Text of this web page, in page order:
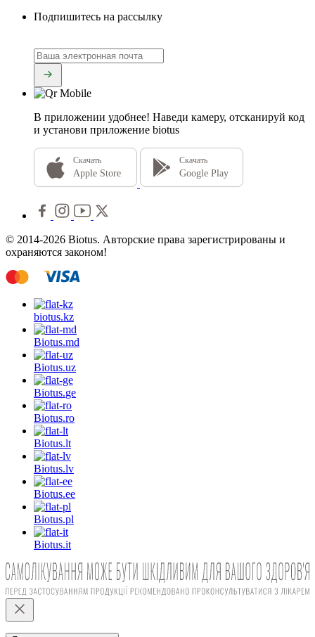
Подпишитесь на рассылку
В приложении удобнее! Наведи камеру, отсканируй код
и установи приложение biotus
Скачать
Apple Store
Скачать
Google Play
© 2014-2026 Biotus. Авторские права зарегистрированы и
охраняются законом!
biotus.kz
Biotus.md
Biotus.uz
Biotus.ge
Biotus.ro
Biotus.lt
Biotus.lv
Biotus.ee
Biotus.pl
Biotus.it